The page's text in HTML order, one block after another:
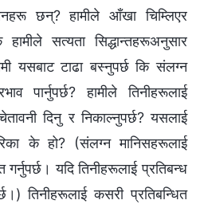
छन्? हामीले आँखा चिम्लिएर
हामीले सत्यता सिद्धान्तहरूअनुसार
यसबाट टाढा बस्‍नुपर्छ कि संलग्‍न
पार्नुपर्छ? हामीले तिनीहरूलाई
दिनु र निकाल्नुपर्छ? यसलाई
के हो? (संलग्‍न मानिसहरूलाई
गर्नुपर्छ। यदि तिनीहरूलाई प्रतिबन्ध
तिनीहरूलाई कसरी प्रतिबन्धित